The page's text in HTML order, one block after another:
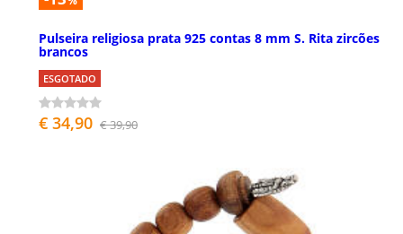
Pulseira religiosa prata 925 contas 8 mm S. Rita zircões
brancos
ESGOTADO
€ 34,90 € 39,90